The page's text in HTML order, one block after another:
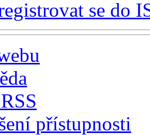
se do
přístupnosti